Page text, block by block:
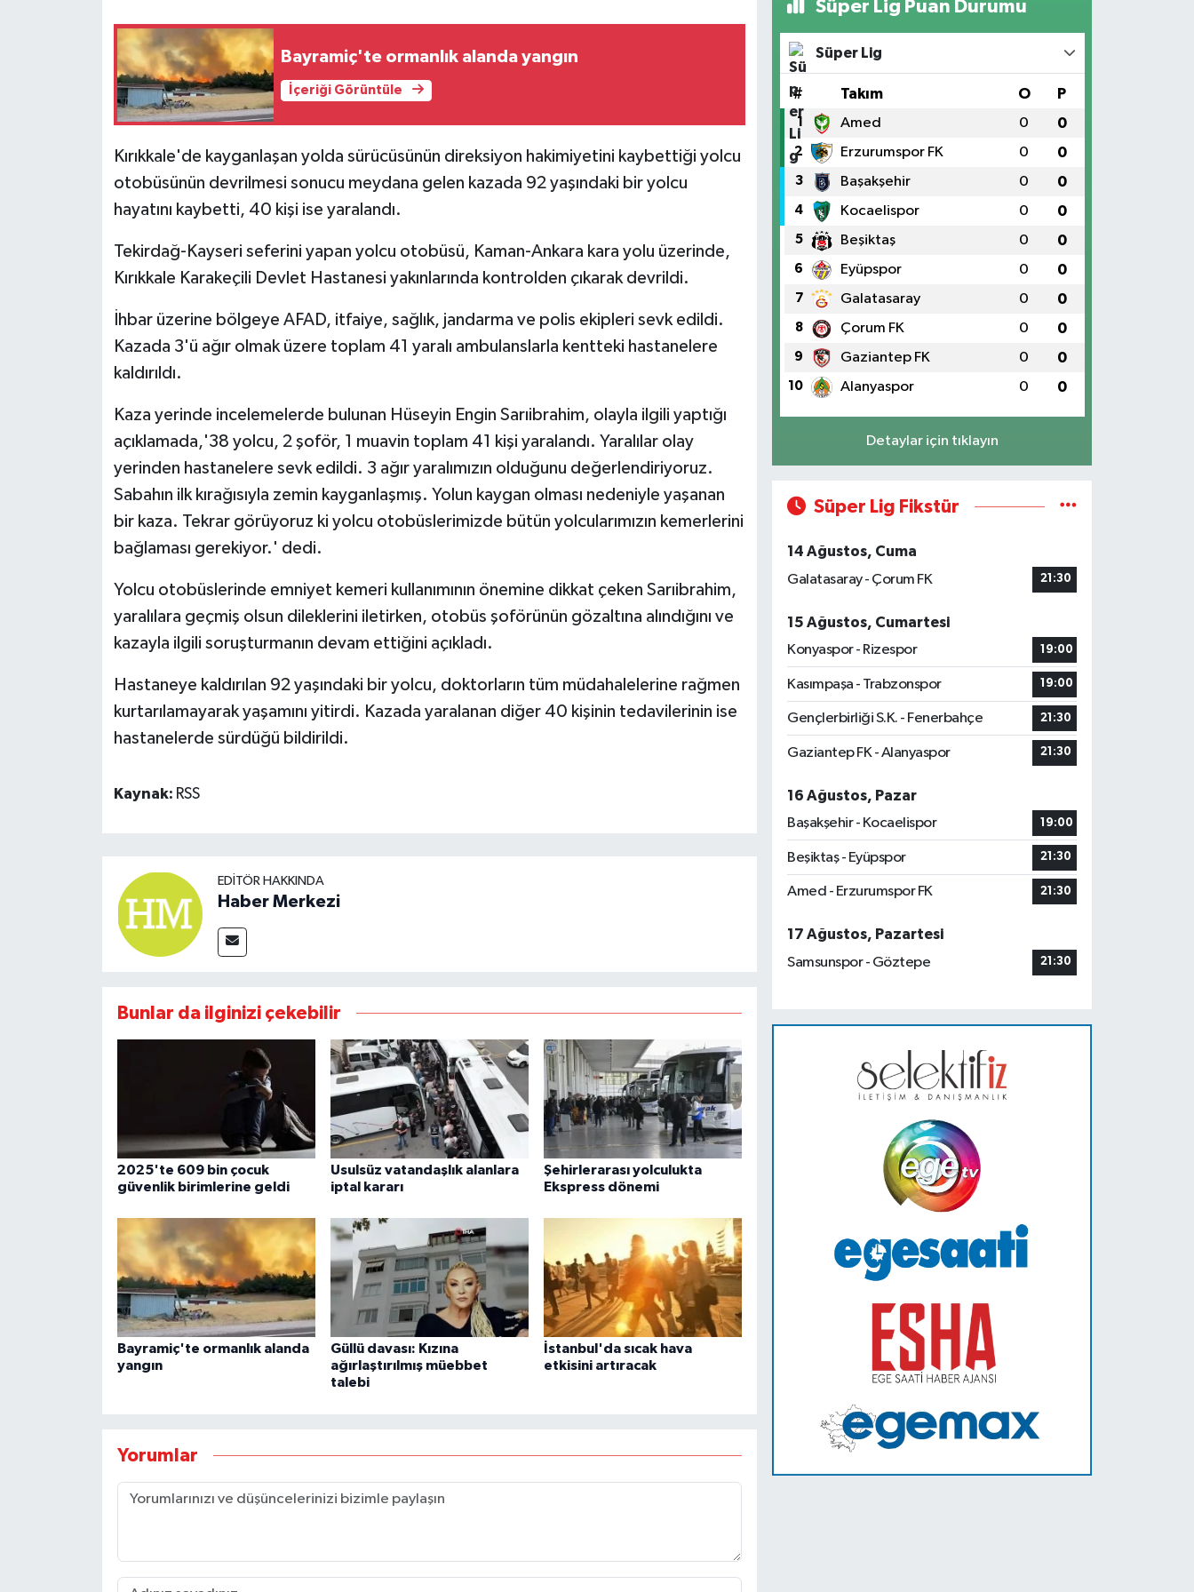
Bayramiç'te ormanlık alanda yangın
İçeriği Görüntüle
Kırıkkale'de kayganlaşan yolda sürücüsünün direksiyon hakimiyetini kaybettiği yolcu
otobüsünün devrilmesi sonucu meydana gelen kazada 92 yaşındaki bir yolcu
hayatını kaybetti, 40 kişi ise yaralandı.
Tekirdağ-Kayseri seferini yapan yolcu otobüsü, Kaman-Ankara kara yolu üzerinde,
Kırıkkale Karakeçili Devlet Hastanesi yakınlarında kontrolden çıkarak devrildi.
İhbar üzerine bölgeye AFAD, itfaiye, sağlık, jandarma ve polis ekipleri sevk edildi.
Kazada 3'ü ağır olmak üzere toplam 41 yaralı ambulanslarla kentteki hastanelere
kaldırıldı.
Kaza yerinde incelemelerde bulunan Hüseyin Engin Sarıibrahim, olayla ilgili yaptığı
açıklamada,'38 yolcu, 2 şoför, 1 muavin toplam 41 kişi yaralandı. Yaralılar olay
yerinden hastanelere sevk edildi. 3 ağır yaralımızın olduğunu değerlendiriyoruz.
Sabahın ilk kırağısıyla zemin kayganlaşmış. Yolun kaygan olması nedeniyle yaşanan
bir kaza. Tekrar görüyoruz ki yolcu otobüslerimizde bütün yolcularımızın kemerlerini
bağlaması gerekiyor.' dedi.
Yolcu otobüslerinde emniyet kemeri kullanımının önemine dikkat çeken Sarıibrahim,
yaralılara geçmiş olsun dileklerini iletirken, otobüs şoförünün gözaltına alındığını ve
kazayla ilgili soruşturmanın devam ettiğini açıkladı.
Hastaneye kaldırılan 92 yaşındaki bir yolcu, doktorların tüm müdahalelerine rağmen
kurtarılamayarak yaşamını yitirdi. Kazada yaralanan diğer 40 kişinin tedavilerinin ise
hastanelerde sürdüğü bildirildi.
Kaynak: RSS
EDITÖR HAKKINDA
Haber Merkezi
Bunlar da ilginizi çekebilir
2025'te 609 bin çocuk
güvenlik birimlerine geldi
Usulsüz vatandaşlık alanlara
iptal kararı
Şehirlerarası yolculukta
Ekspress dönemi
Bayramiç'te ormanlık alanda
yangın
Güllü davası: Kızına
ağırlaştırılmış müebbet
talebi
İstanbul'da sıcak hava
etkisini artıracak
Yorumlar
Süper Lig Puan Durumu
Süper Lig
# Takım O P
1 Amed 0 0
2 Erzurumspor FK 0 0
3 Başakşehir 0 0
4 Kocaelispor 0 0
5 Beşiktaş 0 0
6 Eyüpspor 0 0
7 Galatasaray 0 0
8 Çorum FK 0 0
9 Gaziantep FK 0 0
10 Alanyaspor 0 0
Detaylar için tıklayın
Süper Lig Fikstür
14 Ağustos, Cuma
Galatasaray - Çorum FK
21:30
15 Ağustos, Cumartesi
Konyaspor - Rizespor
19:00
Kasımpaşa - Trabzonspor 19:00
Gençlerbirliği S.K. - Fenerbahçe 21:30
Gaziantep FK - Alanyaspor 21:30
16 Ağustos, Pazar
Başakşehir - Kocaelispor
19:00
Beşiktaş - Eyüpspor 21:30
Amed - Erzurumspor FK 21:30
17 Ağustos, Pazartesi
Samsunspor - Göztepe
21:30